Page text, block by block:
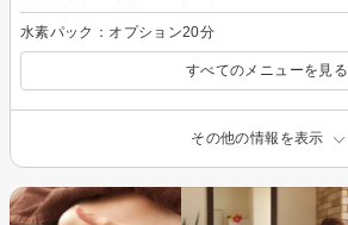
水素パック：オプション20分
すべてのメニューを見る
その他の情報を表示